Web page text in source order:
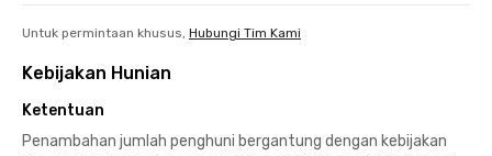
Untuk permintaan khusus, Hubungi Tim Kami
Kebijakan Hunian
Ketentuan
Penambahan jumlah penghuni bergantung dengan kebijakan